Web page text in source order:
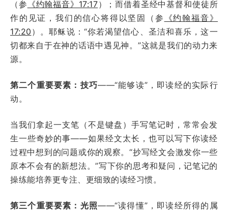
（参 《约翰福音》17:17）；而借着圣经中基督和使徒所
作的见证，我们的信心将得以坚固（参 《约翰福音》
17:20 ）。耶稣说：“你若渴望信心、圣洁和喜乐，这一
切都来自于在神的话语中遇见神。”这就是我们的动力来
源。
第二个重要要素：技巧——“能够读”，即读经的实际行
动。
当我们拿起一支笔（不是键盘）手写笔记时，常常会发
生一些奇妙的事——如果经文太长，也可以写下你读经
过程中想到的问题或你的观察。“抄写经文会激发你一些
原本不会有的新想法。”写下你的思考和疑问，记笔记的
操练能培养更专注、更细致的读经习惯。
第三个重要要素：光照——“读得懂”，即读经所得的属